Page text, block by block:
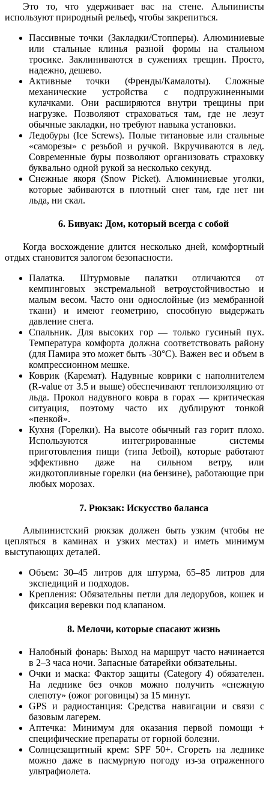
Это то, что удерживает вас на стене. Альпинисты
используют природный рельеф, чтобы закрепиться.
Пассивные точки (Закладки/Стопперы). Алюминиевые
или стальные клинья разной формы на стальном
тросике. Заклиниваются в сужениях трещин. Просто,
надежно, дешево.
Активные точки (Френды/Камалоты). Сложные
механические устройства с подпружиненными
кулачками. Они расширяются внутри трещины при
нагрузке. Позволяют страховаться там, где не лезут
обычные закладки, но требуют навыка установки.
Ледобуры (Ice Screws). Полые титановые или стальные
«саморезы» с резьбой и ручкой. Вкручиваются в лед.
Современные буры позволяют организовать страховку
буквально одной рукой за несколько секунд.
Снежные якоря (Snow Picket). Алюминиевые уголки,
которые забиваются в плотный снег там, где нет ни
льда, ни скал.
6. Бивуак: Дом, который всегда с собой
Когда восхождение длится несколько дней, комфортный
отдых становится залогом безопасности.
Палатка. Штурмовые палатки отличаются от
кемпинговых экстремальной ветроустойчивостью и
малым весом. Часто они однослойные (из мембранной
ткани) и имеют геометрию, способную выдержать
давление снега.
Спальник. Для высоких гор — только гусиный пух.
Температура комфорта должна соответствовать району
(для Памира это может быть -30°C). Важен вес и объем в
компрессионном мешке.
Коврик (Каремат).Надувные коврики с наполнителем
(R-value от 3.5 и выше) обеспечивают теплоизоляцию от
льда. Прокол надувного ковра в горах — критическая
ситуация, поэтому часто их дублируют тонкой
«пенкой».
Кухня (Горелки).На высоте обычный газ горит плохо.
Используются интегрированные системы
приготовления пищи (типа Jetboil), которые работают
эффективно даже на сильном ветру, или
жидкотопливные горелки (на бензине), работающие при
любых морозах.
7. Рюкзак: Искусство баланса
Альпинистский рюкзак должен быть узким (чтобы не
цепляться в каминах и узких местах) и иметь минимум
выступающих деталей.
Объем: 30–45 литров для штурма, 65–85 литров для
экспедиций и подходов.
Крепления: Обязательны петли для ледорубов, кошек и
фиксация веревки под клапаном.
8. Мелочи, которые спасают жизнь
Налобный фонарь: Выход на маршрут часто начинается
в 2–3 часа ночи. Запасные батарейки обязательны.
Очки и маска: Фактор защиты (Category 4) обязателен.
На леднике без очков можно получить «снежную
слепоту» (ожог роговицы) за 15 минут.
GPS и радиостанция: Средства навигации и связи с
базовым лагерем.
Аптечка: Минимум для оказания первой помощи +
специфические препараты от горной болезни.
Солнцезащитный крем: SPF 50+. Сгореть на леднике
можно даже в пасмурную погоду из-за отраженного
ультрафиолета.